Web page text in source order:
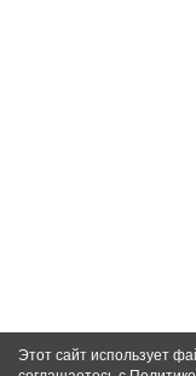
Этот сайт использует